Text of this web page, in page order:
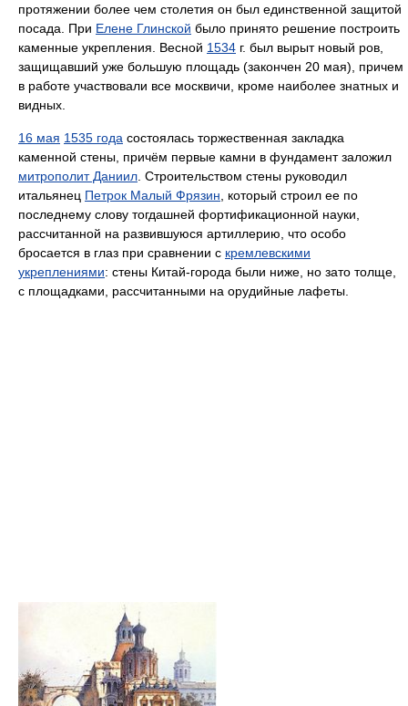
протяжении более чем столетия он был единственной защитой
посада. При Елене Глинской было принято решение построить
каменные укрепления. Весной 1534 г. был вырыт новый ров,
защищавший уже большую площадь (закончен 20 мая), причем
в работе участвовали все москвичи, кроме наиболее знатных и
видных.
16 мая 1535 года состоялась торжественная закладка
каменной стены, причём первые камни в фундамент заложил
митрополит Даниил . Строительством стены руководил
итальянец Петрок Малый Фрязин , который строил ее по
последнему слову тогдашней фортификационной науки,
рассчитанной на развившуюся артиллерию, что особо
бросается в глаз при сравнении с кремлевскими
укреплениями: стены Китай-города были ниже, но зато толще,
с площадками, рассчитанными на орудийные лафеты.